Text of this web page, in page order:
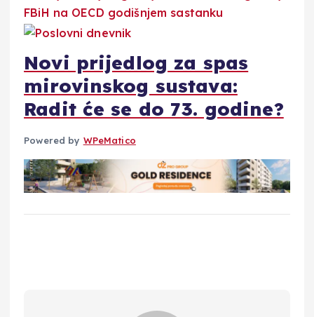
Novi prijedlog za spas
mirovinskog sustava:
Radit će se do 73. godine?
Powered by WPeMatico